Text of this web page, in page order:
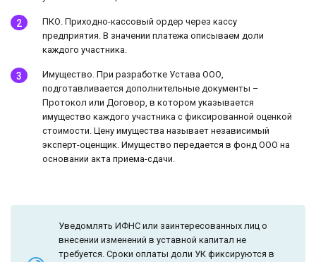
ПКО. Приходно-кассовый ордер через кассу
предприятия. В значении платежа описываем доли
каждого участника.
Имущество. При разработке Устава ООО,
подготавливается дополнительные документы –
Протокол или Договор, в котором указывается
имущество каждого участника с фиксированной оценкой
стоимости. Цену имущества называет независимый
эксперт-оценщик. Имущество передается в фонд ООО на
основании акта приема-сдачи.
Уведомлять ИФНС или заинтересованных лиц о
внесении изменений в уставной капитал не
требуется. Сроки оплаты доли УК фиксируются в